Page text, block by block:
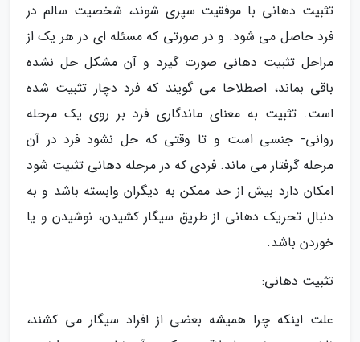
تثبیت دهانی با موفقیت سپری شوند، شخصیت سالم در
فرد حاصل می شود. و در صورتی که مسئله ای در هر یک از
مراحل تثبیت دهانی صورت گیرد و آن مشکل حل نشده
باقی بماند، اصطلاحا می گویند که فرد دچار تثبیت شده
است. تثبیت به معنای ماندگاری فرد بر روی یک مرحله
روانی- جنسی است و تا وقتی که حل نشود فرد در آن
مرحله گرفتار می ماند. فردی که در مرحله دهانی تثبیت شود
امکان دارد بیش از حد ممکن به دیگران وابسته باشد و به
دنبال تحریک دهانی از طریق سیگار کشیدن، نوشیدن و یا
خوردن باشد.
تثبیت دهانی:
علت اینکه چرا همیشه بعضی از افراد سیگار می کشند،